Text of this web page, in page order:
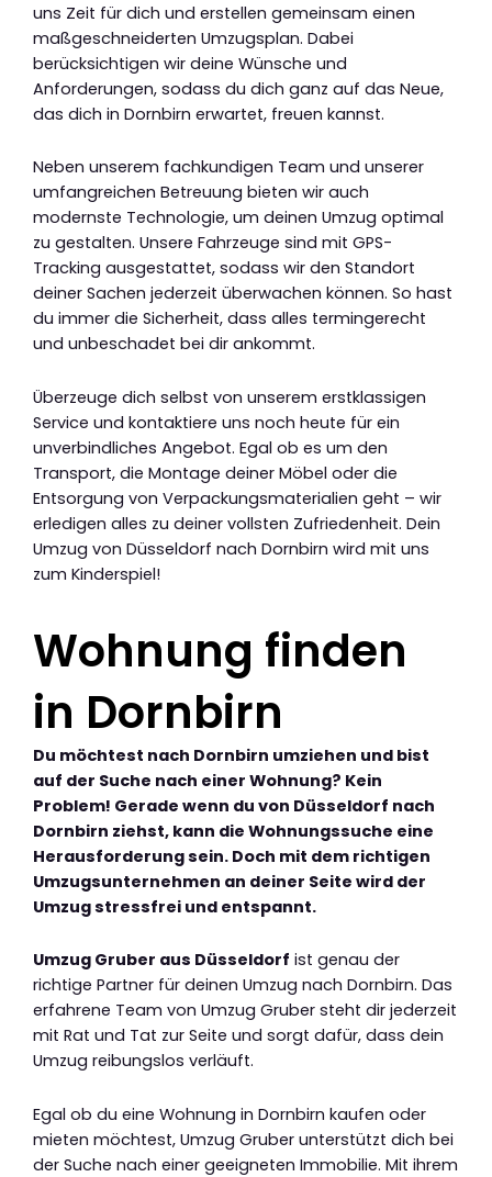
uns Zeit für dich und erstellen gemeinsam einen
maßgeschneiderten Umzugsplan. Dabei
berücksichtigen wir deine Wünsche und
Anforderungen, sodass du dich ganz auf das Neue,
das dich in Dornbirn erwartet, freuen kannst.
Neben unserem fachkundigen Team und unserer
umfangreichen Betreuung bieten wir auch
modernste Technologie, um deinen Umzug optimal
zu gestalten. Unsere Fahrzeuge sind mit GPS-
Tracking ausgestattet, sodass wir den Standort
deiner Sachen jederzeit überwachen können. So hast
du immer die Sicherheit, dass alles termingerecht
und unbeschadet bei dir ankommt.
Überzeuge dich selbst von unserem erstklassigen
Service und kontaktiere uns noch heute für ein
unverbindliches Angebot. Egal ob es um den
Transport, die Montage deiner Möbel oder die
Entsorgung von Verpackungsmaterialien geht – wir
erledigen alles zu deiner vollsten Zufriedenheit. Dein
Umzug von Düsseldorf nach Dornbirn wird mit uns
zum Kinderspiel!
Wohnung finden
in Dornbirn
Du möchtest nach Dornbirn umziehen und bist
auf der Suche nach einer Wohnung? Kein
Problem! Gerade wenn du von Düsseldorf nach
Dornbirn ziehst, kann die Wohnungssuche eine
Herausforderung sein. Doch mit dem richtigen
Umzugsunternehmen an deiner Seite wird der
Umzug stressfrei und entspannt.
Umzug Gruber aus Düsseldorf ist genau der
richtige Partner für deinen Umzug nach Dornbirn. Das
erfahrene Team von Umzug Gruber steht dir jederzeit
mit Rat und Tat zur Seite und sorgt dafür, dass dein
Umzug reibungslos verläuft.
Egal ob du eine Wohnung in Dornbirn kaufen oder
mieten möchtest, Umzug Gruber unterstützt dich bei
der Suche nach einer geeigneten Immobilie. Mit ihrem